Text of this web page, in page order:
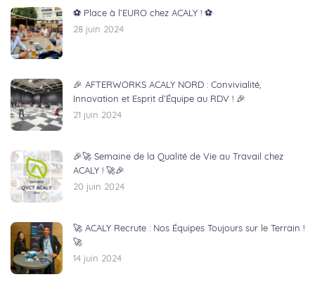
⚽ Place à l’EURO chez ACALY ! ⚽
28 juin 2024
🎉 AFTERWORKS ACALY NORD : Convivialité,
Innovation et Esprit d’Équipe au RDV ! 🎉
21 juin 2024
🎉🚀 Semaine de la Qualité de Vie au Travail chez
ACALY ! 🚀🎉
20 juin 2024
🚀 ACALY Recrute : Nos Équipes Toujours sur le Terrain !
🚀
14 juin 2024